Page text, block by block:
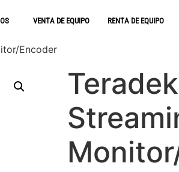
VENTA DE EQUIPO RENTA DE EQUIPO
Encoder